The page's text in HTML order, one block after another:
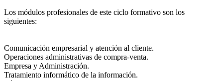
Los módulos profesionales de este ciclo formativo son los
siguientes:
Comunicación empresarial y atención al cliente.
Operaciones administrativas de compra-venta.
Empresa y Administración.
Tratamiento informático de la información.